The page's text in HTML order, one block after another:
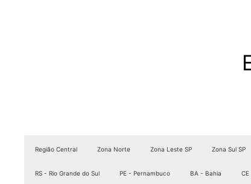
Região Central Zona Norte Zona Leste SP Zona Sul SP
RS - Rio Grande do Sul PE - Pernambuco BA - Bahia